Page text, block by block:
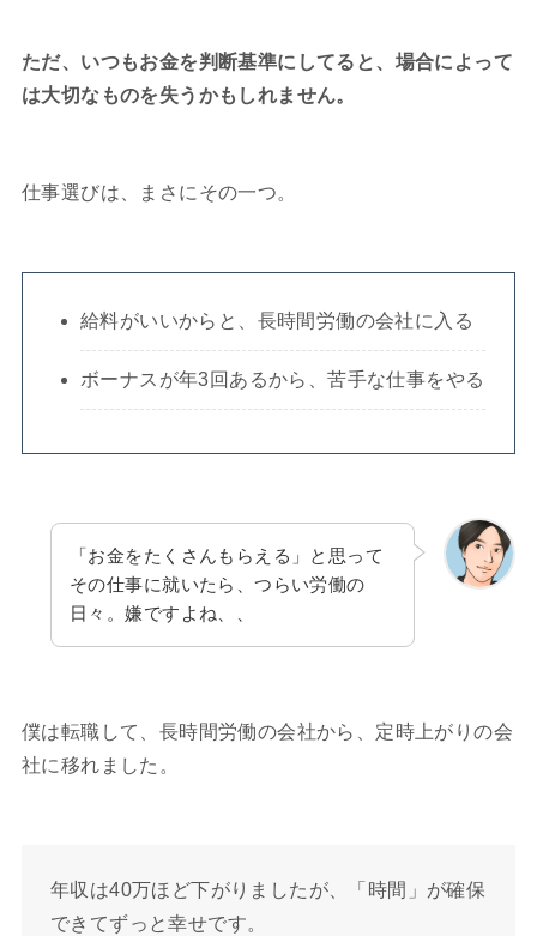
ただ、いつもお金を判断基準にしてると、場合によって
は大切なものを失うかもしれません。
仕事選びは、まさにその一つ。
給料がいいからと、長時間労働の会社に入る
ボーナスが年3回あるから、苦手な仕事をやる
「お金をたくさんもらえる」と思って
その仕事に就いたら、つらい労働の
日々。嫌ですよね、、
僕は転職して、長時間労働の会社から、定時上がりの会
社に移れました。
年収は40万ほど下がりましたが、「時間」が確保
できてずっと幸せです。